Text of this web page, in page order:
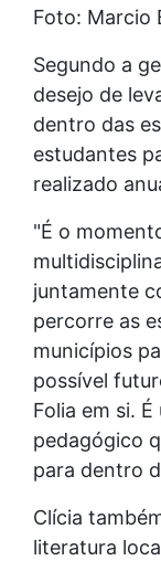
Foto: Marcio
Segundo a
desejo de
dentro das
estudantes
realizado
"É o
juntamente
percorre as
municípios
possível
Folia em si.
pedagógico
para dentro
Clícia
literatura